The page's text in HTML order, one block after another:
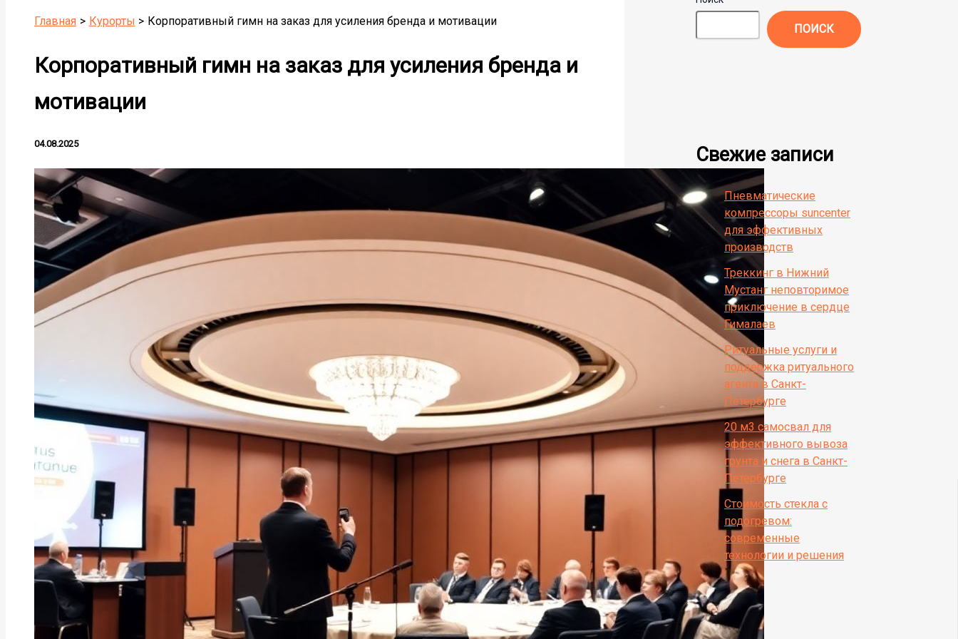
Главная Курорты Корпоративный гимн на заказ для усиления бренда и мотивации
Корпоративный гимн на заказ для усиления бренда и
мотивации
04.08.2025
ПОИСК
Свежие записи
Пневматические
компрессоры suncenter
для эффективных
производств
Треккинг в Нижний
Мустанг неповторимое
приключение в сердце
Гималаев
Ритуальные услуги и
поддержка ритуального
агента в Санкт-
Петербурге
20 м3 самосвал для
эффективного вывоза
грунта и снега в Санкт-
Петербурге
Стоимость стекла с
подогревом:
современные
технологии и решения